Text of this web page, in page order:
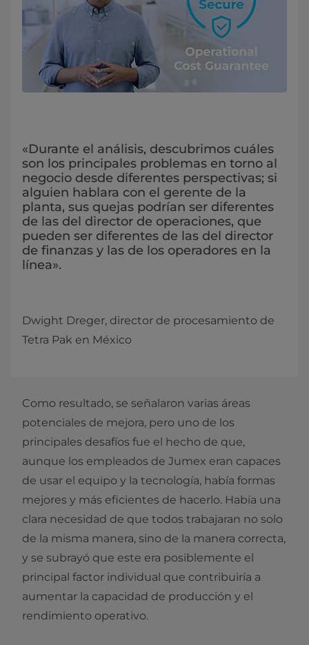
«Durante el análisis, descubrimos cuáles
son los principales problemas en torno al
negocio desde diferentes perspectivas; si
alguien hablara con el gerente de la
planta, sus quejas podrían ser diferentes
de las del director de operaciones, que
pueden ser diferentes de las del director
de finanzas y las de los operadores en la
línea».
Dwight Dreger, director de procesamiento de
Tetra Pak en México
Como resultado, se señalaron varias áreas
potenciales de mejora, pero uno de los
principales desafíos fue el hecho de que,
aunque los empleados de Jumex eran capaces
de usar el equipo y la tecnología, había formas
mejores y más eficientes de hacerlo. Había una
clara necesidad de que todos trabajaran no solo
de la misma manera, sino de la manera correcta,
y se subrayó que este era posiblemente el
principal factor individual que contribuiría a
aumentar la capacidad de producción y el
rendimiento operativo.